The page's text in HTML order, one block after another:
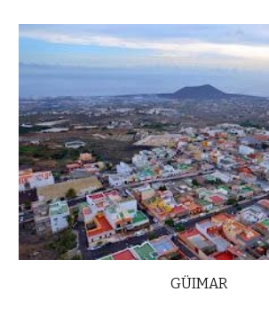
GÜIMAR